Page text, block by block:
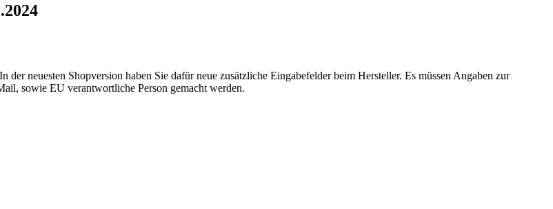
neuesten Shopversion haben Sie dafür neue zusätzliche Eingabefelder beim Hersteller. Es müssen Angaben zur
sowie EU verantwortliche Person gemacht werden.